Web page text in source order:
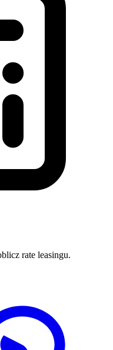
rate leasingu.